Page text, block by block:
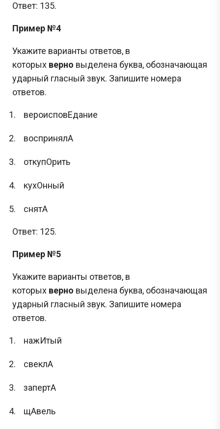
Ответ: 135.
Пример №4
Укажите варианты ответов, в
которых верно выделена буква, обозначающая
ударный гласный звук. Запишите номера
ответов.
вероисповЕдание
воспринялА
откупОрить
кухОнный
снятА
Ответ: 125.
Пример №5
Укажите варианты ответов, в
которых верно выделена буква, обозначающая
ударный гласный звук. Запишите номера
ответов.
нажИтый
свеклА
запертА
щАвель